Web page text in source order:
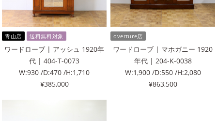
青山店 送料無料対象
ワードローブ | アッシュ 1920年
代 | 404-T-0073
W:930 /D:470 /H:1,710
¥385,000
overture店
ワードローブ | マホガニー 1920
年代 | 204-K-0038
W:1,900 /D:550 /H:2,080
¥863,500